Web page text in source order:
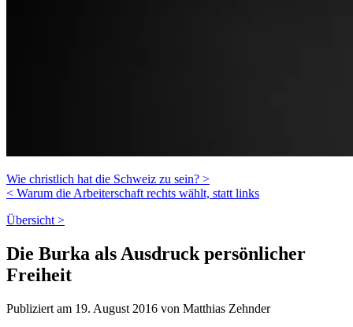
Wie christlich hat die Schweiz zu sein? >
< Warum die Arbeiterschaft rechts wählt, statt links
Übersicht >
Die Burka als Ausdruck persönlicher
Freiheit
Publiziert am 19. August 2016 von Matthias Zehnder